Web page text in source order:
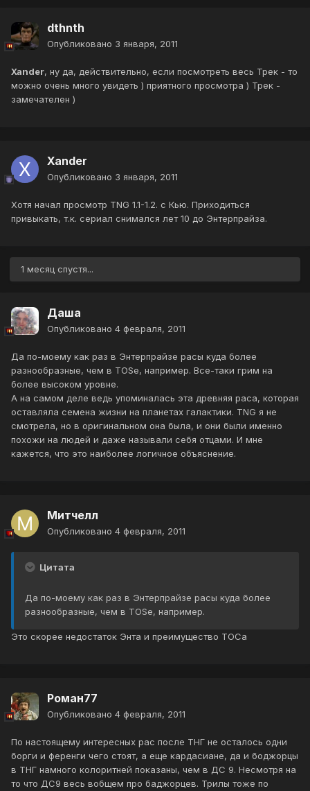
dthnth
Опубликовано 3 января, 2011
Xander, ну да, действительно, если посмотреть весь Трек - то
можно очень много увидеть ) приятного просмотра ) Трек -
замечателен )
Xander
Опубликовано 3 января, 2011
Хотя начал просмотр TNG 1.1-1.2. с Кью. Приходиться
привыкать, т.к. сериал снимался лет 10 до Энтерпрайза.
1 месяц спустя...
Даша
Опубликовано 4 февраля, 2011
Да по-моему как раз в Энтерпрайзе расы куда более
разнообразные, чем в TOSе, например. Все-таки грим на
более высоком уровне.
А на самом деле ведь упоминалась эта древняя раса, которая
оставляла семена жизни на планетах галактики. TNG я не
смотрела, но в оригинальном она была, и они были именно
похожи на людей и даже называли себя отцами. И мне
кажется, что это наиболее логичное объяснение.
Митчелл
Опубликовано 4 февраля, 2011
Цитата
Да по-моему как раз в Энтерпрайзе расы куда более
разнообразные, чем в TOSе, например.
Это скорее недостаток Энта и преимущество ТОСа
Роман77
Опубликовано 4 февраля, 2011
По настоящему интересных рас после ТНГ не осталось одни
борги и ференги чего стоят, а еще кардасиане, да и боджорцы
в ТНГ намного колоритней показаны, чем в ДС 9. Несмотря на
то что ДС9 весь вобщем про баджорцев. Трилы тоже по